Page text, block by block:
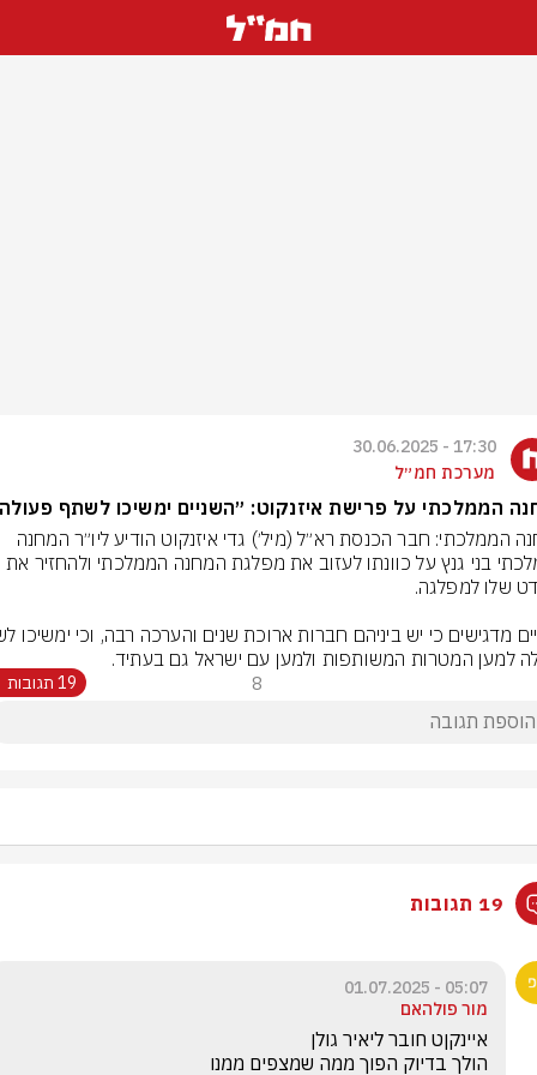
17:30 - 30.06.2025
מערכת חמ״ל
הממלכתי על פרישת איזנקוט: ״השניים ימשיכו לשתף
למען המטרות המשותפות ולמען עם ישראל גם בעתיד.
8 19 תגובות
19 תגובות
05:07 - 01.07.2025
מור פולהאם
הולך בדיוק הפוך ממה שמצפים ממנו